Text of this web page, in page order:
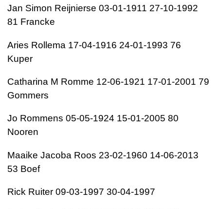
Jan Simon Reijnierse 03-01-1911 27-10-1992
81 Francke
Aries Rollema 17-04-1916 24-01-1993 76
Kuper
Catharina M Romme 12-06-1921 17-01-2001 79
Gommers
Jo Rommens 05-05-1924 15-01-2005 80
Nooren
Maaike Jacoba Roos 23-02-1960 14-06-2013
53 Boef
Rick Ruiter 09-03-1997 30-04-1997